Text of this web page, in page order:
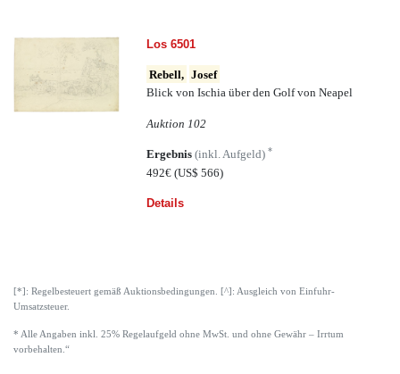
Los 6501
Rebell, Josef
Blick von Ischia über den Golf von Neapel
Auktion 102
Ergebnis(inkl. Aufgeld)*
492€(US$ 566)
Details
[*]: Regelbesteuert gemäß Auktionsbedingungen. [^]: Ausgleich von Einfuhr-
Umsatzsteuer.
* Alle Angaben inkl. 25% Regelaufgeld ohne MwSt. und ohne Gewähr – Irrtum
vorbehalten.“